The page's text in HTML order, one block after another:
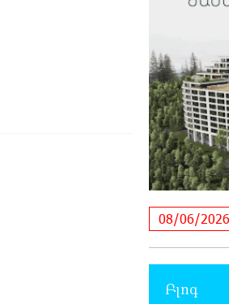
Լալայանն
օրը՝
լինել
Բլոգ